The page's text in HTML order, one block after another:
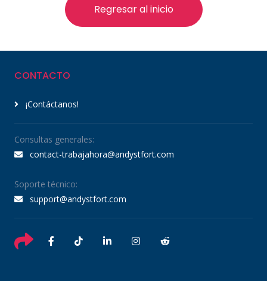
Regresar al inicio
CONTACTO
¡Contáctanos!
Consultas generales:
contact-trabajahora@andystfort.com
Soporte técnico:
support@andystfort.com